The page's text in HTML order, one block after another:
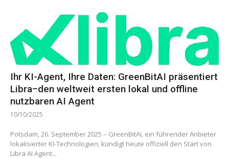
Ihr KI-Agent, Ihre Daten: GreenBitAI präsentiert
Libra–den weltweit ersten lokal und offline
nutzbaren AI Agent
10/10/2025
Potsdam, 26. September 2025 – GreenBitAI, ein führender Anbieter
lokalisierter KI-Technologien, kündigt heute offiziell den Start von
Libra AI Agent...